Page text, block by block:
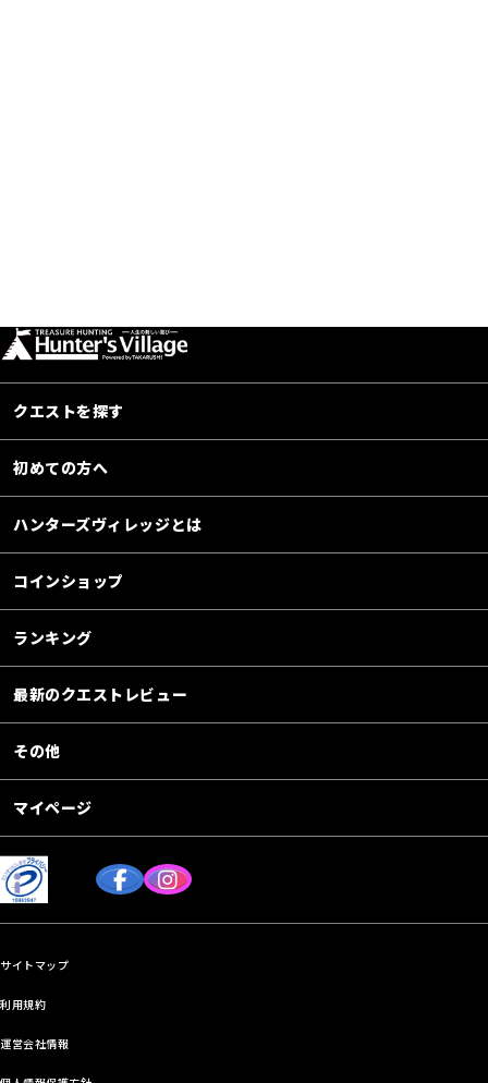
クエストを探す
初めての方へ
ハンターズヴィレッジとは
コインショップ
ランキング
最新のクエストレビュー
その他
マイページ
サイトマップ
利用規約
運営会社情報